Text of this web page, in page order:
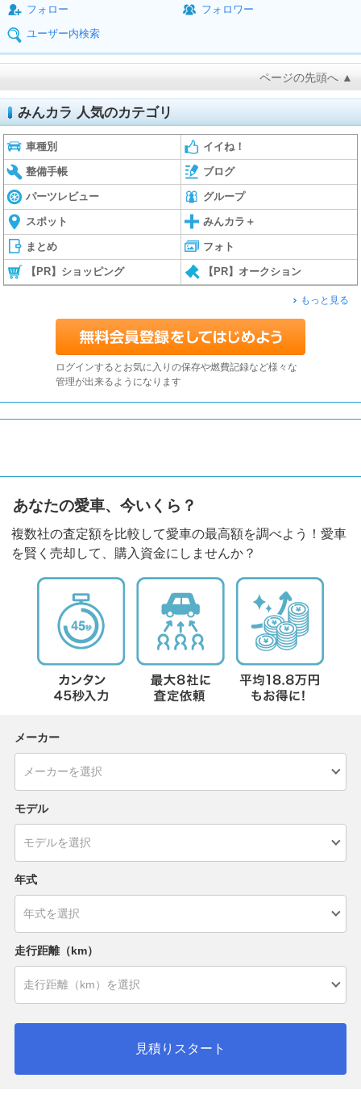
フォロー
フォロワー
ユーザー内検索
ページの先頭へ ▲
みんカラ 人気のカテゴリ
車種別 イイね！
整備手帳 ブログ
パーツレビュー グループ
スポット みんカラ＋
まとめ フォト
【PR】ショッピング 【PR】オークション
もっと見る
ログインするとお気に入りの保存や燃費記録など様々な
管理が出来るようになります
あなたの愛車、今いくら？
複数社の査定額を比較して愛車の最高額を調べよう！愛車
を賢く売却して、購入資金にしませんか？
メーカー
モデル
年式
走行距離（km）
見積りスタート